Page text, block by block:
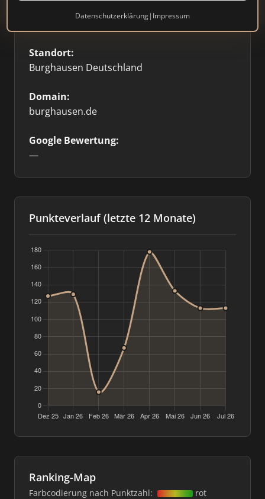
Datenschutzerklärung| Impressum
Standort:
Burghausen Deutschland
Domain:
burghausen.de
Google Bewertung:
—
Punkteverlauf (letzte 12 Monate)
Ranking-Map
Farbcodierung nach Punktzahl:
rot